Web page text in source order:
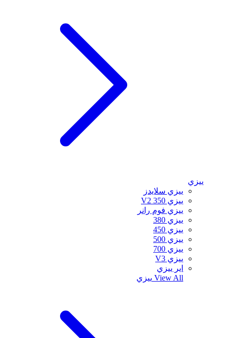
ييزي
ييزي سلايدز
ييزي 350 V2
ييزي فوم رانر
ييزي 380
ييزي 450
ييزي 500
ييزي 700
ييزي V3
اير ييزي
View All ييزي